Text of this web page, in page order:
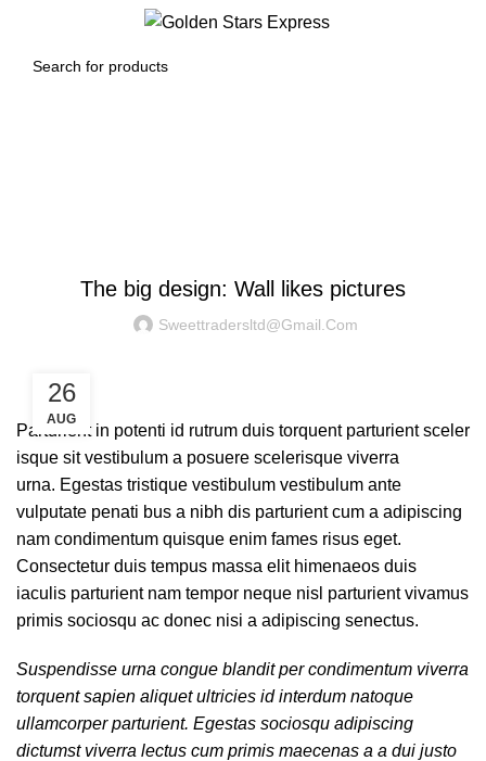
The big design: Wall likes pictures
Sweettradersltd@gmail.com
26
AUG
Parturient in potenti id rutrum duis torquent parturient sceler
isque sit vestibulum a posuere scelerisque viverra
urna. Egestas tristique vestibulum vestibulum ante
vulputate penati bus a nibh dis parturient cum a adipiscing
nam condimentum quisque enim fames risus eget.
Consectetur duis tempus massa elit himenaeos duis
iaculis parturient nam tempor neque nisl parturient vivamus
primis sociosqu ac donec nisi a adipiscing senectus.
Suspendisse urna congue blandit per condimentum viverra
torquent sapien aliquet ultricies id interdum natoque
ullamcorper parturient. Egestas sociosqu adipiscing
dictumst viverra lectus cum primis maecenas a a dui justo